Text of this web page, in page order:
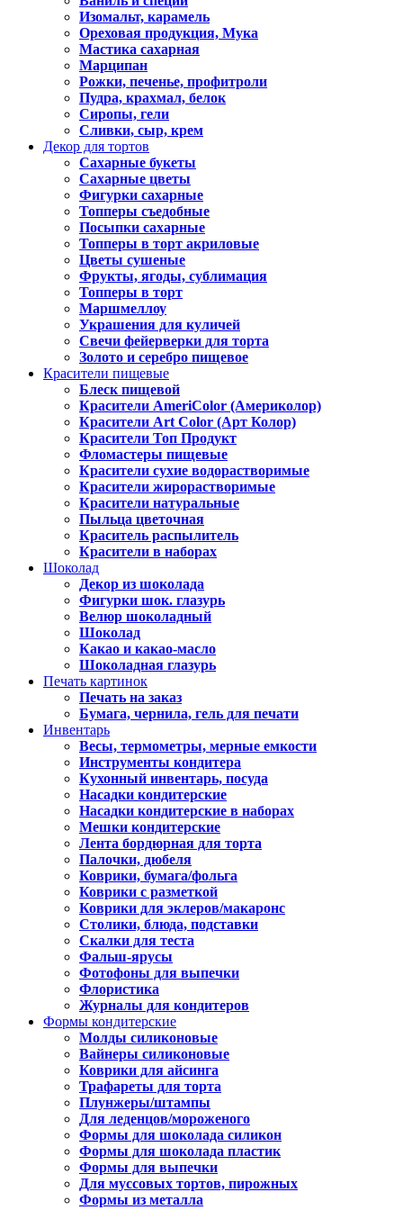
Изомальт, карамель
Ореховая продукция, Мука
Мастика сахарная
Марципан
Рожки, печенье, профитроли
Пудра, крахмал, белок
Сиропы, гели
Сливки, сыр, крем
Декор для тортов
Сахарные букеты
Сахарные цветы
Фигурки сахарные
Топперы съедобные
Посыпки сахарные
Топперы в торт акриловые
Цветы сушеные
Фрукты, ягоды, сублимация
Топперы в торт
Маршмеллоу
Украшения для куличей
Свечи фейерверки для торта
Золото и серебро пищевое
Красители пищевые
Блеск пищевой
Красители AmeriColor (Америколор)
Красители Art Color (Арт Колор)
Красители Топ Продукт
Фломастеры пищевые
Красители сухие водорастворимые
Красители жирорастворимые
Красители натуральные
Пыльца цветочная
Краситель распылитель
Красители в наборах
Шоколад
Декор из шоколада
Фигурки шок. глазурь
Велюр шоколадный
Шоколад
Какао и какао-масло
Шоколадная глазурь
Печать картинок
Печать на заказ
Бумага, чернила, гель для печати
Инвентарь
Весы, термометры, мерные емкости
Инструменты кондитера
Кухонный инвентарь, посуда
Насадки кондитерские
Насадки кондитерские в наборах
Мешки кондитерские
Лента бордюрная для торта
Палочки, дюбеля
Коврики, бумага/фольга
Коврики с разметкой
Коврики для эклеров/макаронс
Столики, блюда, подставки
Скалки для теста
Фальш-ярусы
Фотофоны для выпечки
Флористика
Журналы для кондитеров
Формы кондитерские
Молды силиконовые
Вайнеры силиконовые
Коврики для айсинга
Трафареты для торта
Плунжеры/штампы
Для леденцов/мороженого
Формы для шоколада силикон
Формы для шоколада пластик
Формы для выпечки
Для муссовых тортов, пирожных
Формы из металла